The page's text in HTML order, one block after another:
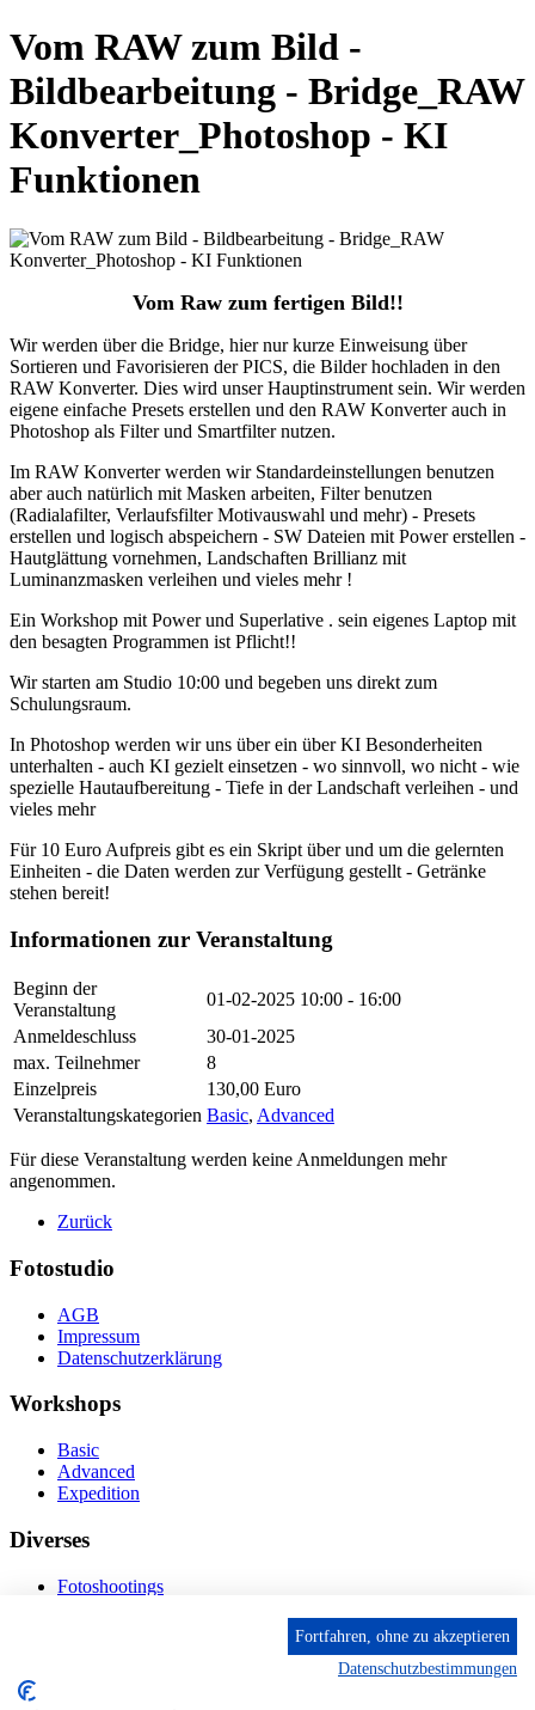
Vom RAW zum Bild -
Bildbearbeitung - Bridge_RAW
Konverter_Photoshop - KI
Funktionen
Vom Raw zum fertigen Bild!!
Wir werden über die Bridge, hier nur kurze Einweisung über
Sortieren und Favorisieren der PICS, die Bilder hochladen in den
RAW Konverter. Dies wird unser Hauptinstrument sein. Wir werden
eigene einfache Presets erstellen und den RAW Konverter auch in
Photoshop als Filter und Smartfilter nutzen.
Im RAW Konverter werden wir Standardeinstellungen benutzen
aber auch natürlich mit Masken arbeiten, Filter benutzen
(Radialafilter, Verlaufsfilter Motivauswahl und mehr) - Presets
erstellen und logisch abspeichern - SW Dateien mit Power erstellen -
Hautglättung vornehmen, Landschaften Brillianz mit
Luminanzmasken verleihen und vieles mehr !
Ein Workshop mit Power und Superlative . sein eigenes Laptop mit
den besagten Programmen ist Pflicht!!
Wir starten am Studio 10:00 und begeben uns direkt zum
Schulungsraum.
In Photoshop werden wir uns über ein über KI Besonderheiten
unterhalten - auch KI gezielt einsetzen - wo sinnvoll, wo nicht - wie
spezielle Hautaufbereitung - Tiefe in der Landschaft verleihen - und
vieles mehr
Für 10 Euro Aufpreis gibt es ein Skript über und um die gelernten
Einheiten - die Daten werden zur Verfügung gestellt - Getränke
stehen bereit!
Informationen zur Veranstaltung
Beginn der
Veranstaltung
01-02-2025 10:00 - 16:00
Anmeldeschluss
30-01-2025
max. Teilnehmer
8
Einzelpreis
130,00 Euro
Veranstaltungskategorien Basic, Advanced
Für diese Veranstaltung werden keine Anmeldungen mehr
angenommen.
Zurück
Fotostudio
AGB
Impressum
Datenschutzerklärung
Workshops
Basic
Advanced
Expedition
Diverses
Fotoshootings
Kontakt
Fortfahren, ohne zu akzeptieren
Datenschutzbestimmungen